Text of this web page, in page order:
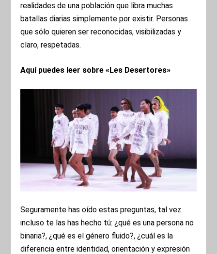
realidades de una población que libra muchas
batallas diarias simplemente por existir. Personas
que sólo quieren ser reconocidas, visibilizadas y
claro, respetadas.
Aquí puedes leer sobre «Les Desertores»
Seguramente has oído estas preguntas, tal vez
incluso te las has hecho tú: ¿qué es una persona no
binaria?, ¿qué es el género fluido?, ¿cuál es la
diferencia entre identidad, orientación y expresión